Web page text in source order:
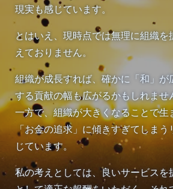
現実も感じています。
とはいえ、現時点では無理に組織
えておりません。
組織が成長すれば、確かに「和」が
する貢献の幅も広がるかもしれませ
一方で、組織が大きくなることで生
「お金の追求」に傾きすぎてしま
じています。
私の考えとしては、良いサービスを